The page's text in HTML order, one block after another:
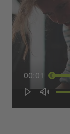
00:01